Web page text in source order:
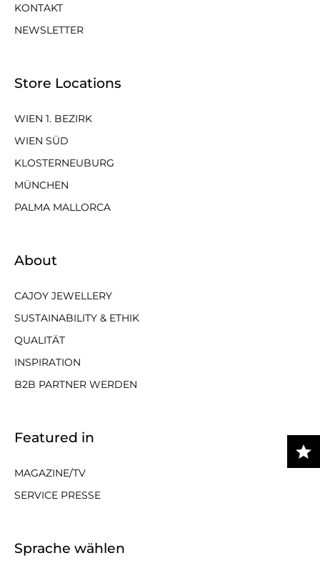
KONTAKT
NEWSLETTER
Store Locations
WIEN 1. BEZIRK
WIEN SÜD
KLOSTERNEUBURG
MÜNCHEN
PALMA MALLORCA
About
CAJOY JEWELLERY
SUSTAINABILITY & ETHIK
QUALITÄT
INSPIRATION
B2B PARTNER WERDEN
Featured in
MAGAZINE/TV
SERVICE PRESSE
Sprache wählen